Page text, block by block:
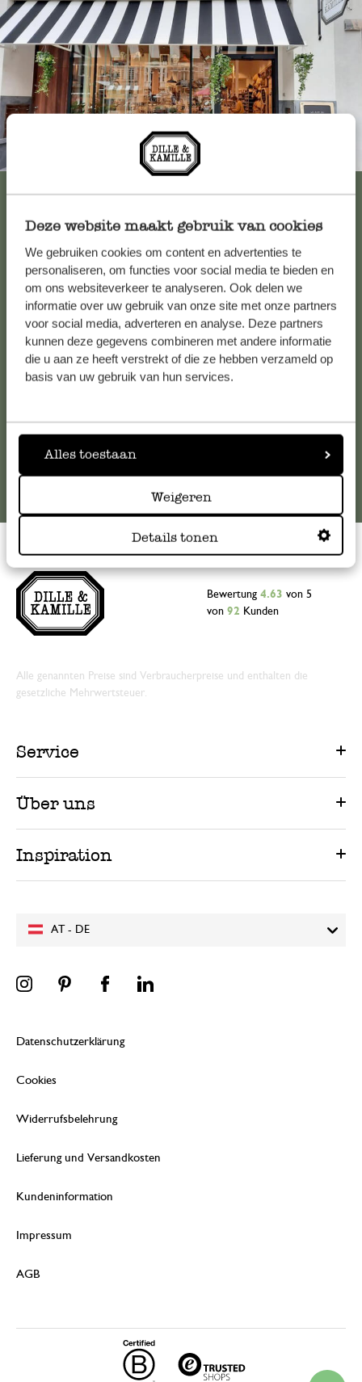
Deze website maakt gebruik van cookies
We gebruiken cookies om content en advertenties te
personaliseren, om functies voor social media te bieden en
om ons websiteverkeer te analyseren. Ook delen we
informatie over uw gebruik van onze site met onze partners
voor social media, adverteren en analyse. Deze partners
kunnen deze gegevens combineren met andere informatie
die u aan ze heeft verstrekt of die ze hebben verzameld op
basis van uw gebruik van hun services.
Alles toestaan
Weigeren
Details tonen
Immer in der Nähe
Kundenservice/Hilfe
Falls Sie Fragen haben oder Tipps und Hilfe brauchen, wenden
Sie sich bitte an unseren Kundenservice. Oder lesen Sie hier
die Antworten aufhäufig gestellte Fragen.
Online-Kundenservice
AT - DE
Bewertung 4.63 von 5
von 92 Kunden
Alle genannten Preise sind Verbraucherpreise und enthalten die
gesetzliche Mehrwertsteuer.
Service
Über uns
Inspiration
Datenschutzerklärung
Cookies
Widerrufsbelehrung
Lieferung und Versandkosten
Kundeninformation
Impressum
AGB